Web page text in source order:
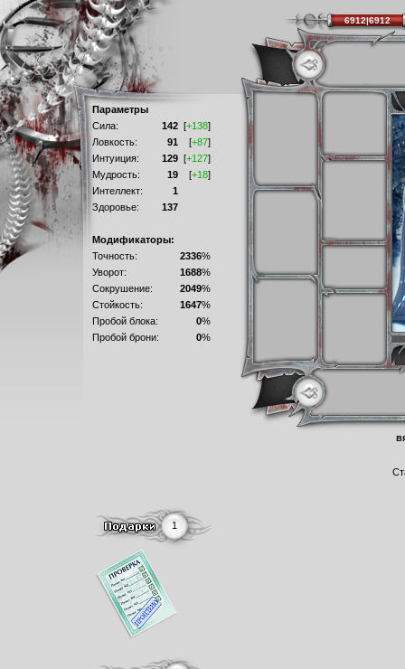
Параметры
Сила:
142 [+138]
Ловкость:
91 [+87]
Интуиция:
129 [+127]
Мудрость:
19 [+18]
Интеллект:
1
Здоровье:
137
Модификаторы:
Точность:
2336%
Уворот:
1688%
Сокрушение:
2049%
Стойкость:
1647%
Пробой блока:
0%
Пробой брони:
0%
1
6912|6912